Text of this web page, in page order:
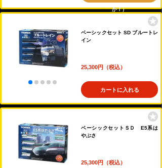
か！）
ベーシックセット SD ブルートレ
イン
25,300円（税込）
カートに入れる
ベーシックセットＳＤ E5系は
やぶさ
25,300円（税込）